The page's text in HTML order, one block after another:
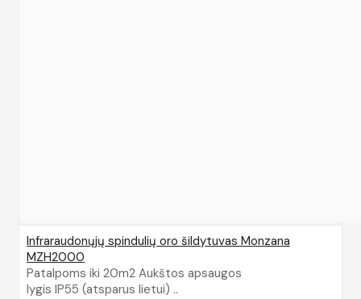
Infraraudonųjų spindulių oro šildytuvas Monzana
MZH2000
Patalpoms iki 20m2 Aukštos apsaugos
lygis IP55 (atsparus lietui) ..